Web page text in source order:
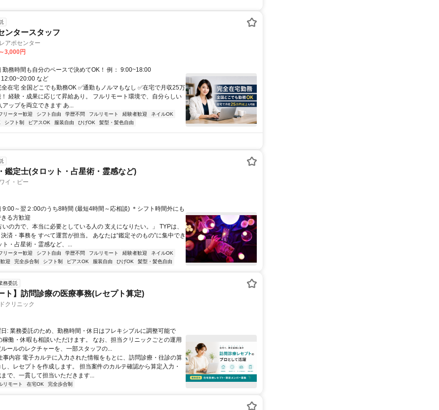
ンタースタッフ
アポセンター
3,000円
勤務時間も自分のペースで決めてOK！ 例： 9:00~18:00
など
全在宅 全国どこでも勤務OK ✅通勤もノルマもなし ✅在宅で月収25万
経験・成果に応じて昇給あり。 フルリモート環境で、自分らしい
アップを両立できます あ...
リーター歓迎 シフト自由 学歴不問 フルリモート 経験者歓迎
ネイルOK
シフト制 ピアスOK 服装自由 ひげOK 髪型・髪色自由
鑑定士(タロット・占星術・霊感など)
イ・ピー
9:00～翌２:00のうち8時間 (最短4時間～応相談) ＊シフト時間外にも
る方歓迎
いの力で、本当に必要としている人の 支えになりたい。」 TYPは、
済・事務を すべて運営が担当。 あなたは“鑑定そのもの”に集中でき
ト・占星術・霊感など、...
リーター歓迎 シフト自由 学歴不問 フルリモート 経験者歓迎
ネイルOK
迎 完全歩合制 シフト制 ピアスOK 服装自由 ひげOK 髪型・髪色自由
務委託
ト】訪問診療の医療事務(レセプト算定)
クリニック
: 業務委託のため、勤務時間・休日はフレキシブルに調整可能で
稼働・休暇も相談いただけます。 なお、担当クリニックごとの運用
ールのレクチャーを、一部スタッフの...
事内容 電子カルテに入力された情報をもとに、訪問診療・往診の算
、レセプトを作成します。 担当案件のカルテ確認から算定入力・
で、一貫して担当いただきます...
リモート 在宅OK 完全歩合制